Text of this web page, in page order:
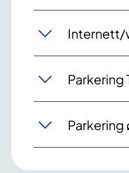
Internett/
Parkering